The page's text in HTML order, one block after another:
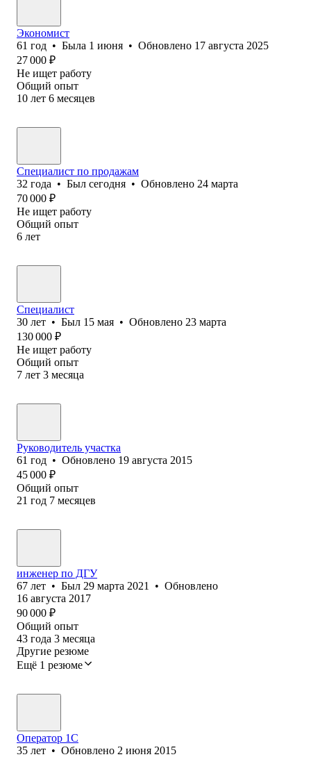
Экономист
61 год • Была 1 июня • Обновлено 17 августа 2025
27 000 ₽
Не ищет работу
Общий опыт
10 лет 6 месяцев
Специалист по продажам
32 года • Был сегодня • Обновлено 24 марта
70 000 ₽
Не ищет работу
Общий опыт
6 лет
Специалист
30 лет • Был 15 мая • Обновлено 23 марта
130 000 ₽
Не ищет работу
Общий опыт
7 лет 3 месяца
Руководитель участка
61 год • Обновлено 19 августа 2015
45 000 ₽
Общий опыт
21 год 7 месяцев
инженер по ДГУ
67 лет • Был 29 марта 2021 • Обновлено
16 августа 2017
90 000 ₽
Общий опыт
43 года 3 месяца
Другие резюме
Ещё 1 резюме
Оператор 1C
35 лет • Обновлено 2 июня 2015